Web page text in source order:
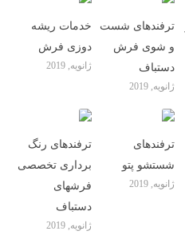
خدمات ریشه
دوزی فرش
ژانویه, 2019
ترفندهای شست
و شوی فرش
دستباف
ژانویه, 2019
ترفندهای رنگ
برداری تخصصی
فرشهای
دستباف
ژانویه, 2019
ترفندهای
شستشو پتو
ژانویه, 2019